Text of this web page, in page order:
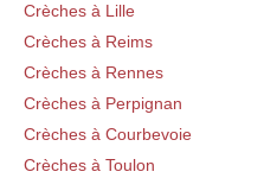
Crèches à Lille
Crèches à Reims
Crèches à Rennes
Crèches à Perpignan
Crèches à Courbevoie
Crèches à Toulon